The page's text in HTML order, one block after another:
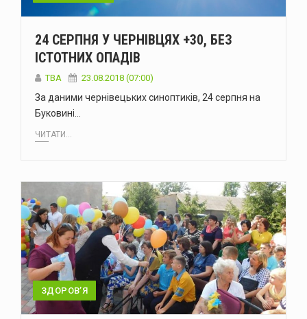
24 СЕРПНЯ У ЧЕРНІВЦЯХ +30, БЕЗ
ІСТОТНИХ ОПАДІВ
TBA 23.08.2018 (07:00)
За даними чернівецьких синоптиків, 24 серпня на
Буковині…
ЧИТАТИ...
ЗДОРОВ’Я